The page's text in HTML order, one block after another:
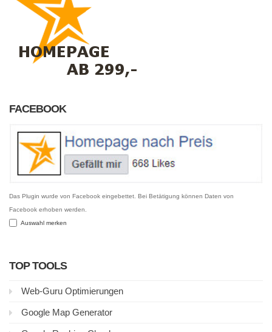
FACEBOOK
Das Plugin wurde von Facebook eingebettet. Bei Betätigung können Daten von
Facebook erhoben werden.
Auswahl merken
TOP TOOLS
Web-Guru Optimierungen
Google Map Generator